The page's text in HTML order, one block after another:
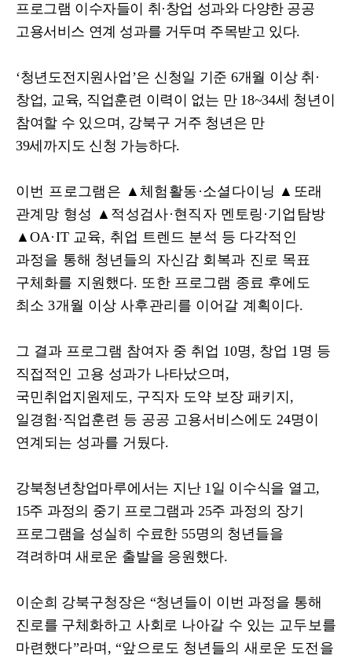
프로그램 이수자들이 취 ·창업 성과와 다양한 공공
고용서비스 연계 성과를 거두며 주목받고 있다.
‘청년도전지원사업 ’은 신청일 기준 6개월 이상 취 ·
창업, 교육, 직업훈련 이력이 없는 만 18~34세 청년이
참여할 수 있으며 , 강북구 거주 청년은 만
39세까지도 신청 가능하다.
이번 프로그램은 ▲체험활동 ·소셜다이닝 ▲ 또래
관계망 형성 ▲ 적성검사·현직자 멘토링 ·기업탐방
▲OA·IT 교육, 취업 트렌드 분석 등 다각적인
과정을 통해 청년들의 자신감 회복과 진로 목표
구체화를 지원했다. 또한 프로그램 종료 후에도
최소3개월 이상 사후관리를 이어갈 계획이다.
그 결과 프로그램 참여자 중 취업 10명, 창업 1명 등
직접적인 고용 성과가 나타났으며 ,
국민취업지원제도, 구직자 도약 보장 패키지 ,
일경험 ·직업훈련 등 공공 고용서비스에도 24명이
연계되는 성과를 거뒀다.
강북청년창업마루에서는 지난 1일 이수식을 열고,
15주 과정의 중기 프로그램과 25주 과정의 장기
프로그램을 성실히 수료한 55명의 청년들을
격려하며 새로운 출발을 응원했다.
이순희 강북구청장은 “청년들이 이번 과정을 통해
진로를 구체화하고 사회로 나아갈 수 있는 교두보를
마련했다”라며 , “앞으로도 청년들의 새로운 도전을